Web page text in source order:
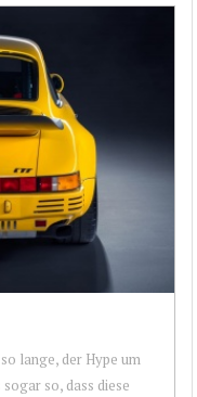
lange, der Hype um
so, dass diese